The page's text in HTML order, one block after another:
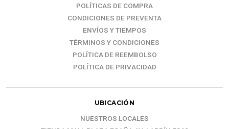
POLÍTICAS DE COMPRA
CONDICIONES DE PREVENTA
ENVÍOS Y TIEMPOS
TÉRMINOS Y CONDICIONES
POLÍTICA DE REEMBOLSO
POLÍTICA DE PRIVACIDAD
UBICACIÓN
NUESTROS LOCALES